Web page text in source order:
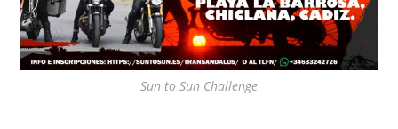
Sun to Sun Challenge